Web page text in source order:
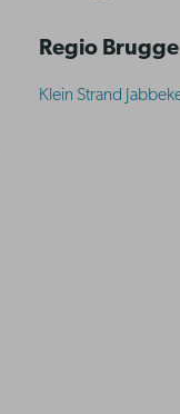
Regio Brugge
Klein Strand